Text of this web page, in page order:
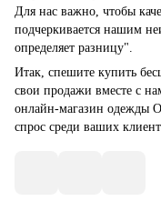
Для нас важно, чтобы
подчеркивается нашим
определяет разницу".
Итак, спешите купить
свои продажи вместе с
онлайн-магазин одежды
спрос среди ваших